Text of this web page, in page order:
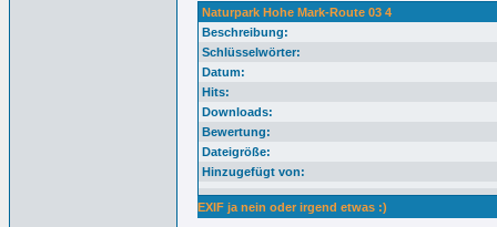
Naturpark Hohe Mark-Route 03 4
Beschreibung:
Schlüsselwörter:
Datum:
Hits:
Downloads:
Bewertung:
Dateigröße:
Hinzugefügt von:
EXIF ja nein oder irgend etwas :)